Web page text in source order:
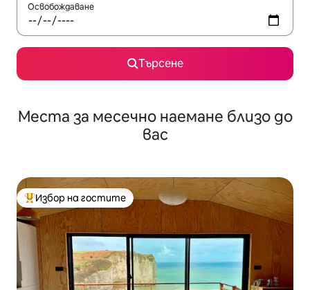
Освобождаване
Търсене
Места за месечно наемане близо до
вас
Най-популярен избор на гостите
Избор на гостите